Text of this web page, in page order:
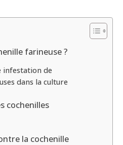
farineuse ?
infestation de
dans la culture
cochenilles
la cochenille